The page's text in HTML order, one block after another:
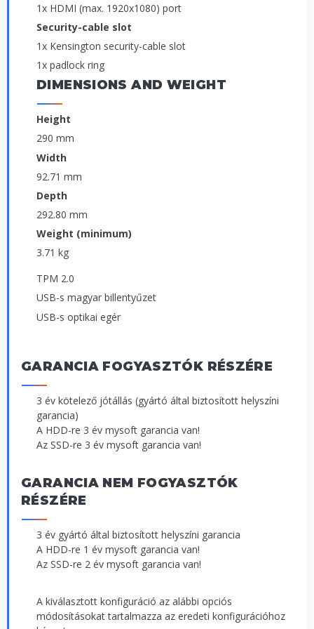
1x HDMI (max. 1920x1080) port
Security-cable slot
1x Kensington security-cable slot
1x padlock ring
DIMENSIONS AND WEIGHT
Height
290 mm
Width
92.71 mm
Depth
292.80 mm
Weight (minimum)
3.71 kg
TPM 2.0
USB-s magyar billentyűzet
USB-s optikai egér
GARANCIA FOGYASZTÓK RÉSZÉRE
3 év kötelező jótállás (gyártó által biztosított helyszíni
garancia)
A HDD-re 3 év mysoft garancia van!
Az SSD-re 3 év mysoft garancia van!
GARANCIA NEM FOGYASZTÓK
RÉSZÉRE
3 év gyártó által biztosított helyszíni garancia
A HDD-re 1 év mysoft garancia van!
Az SSD-re 2 év mysoft garancia van!
A kiválasztott konfiguráció az alábbi opciós
módosításokat tartalmazza az eredeti konfigurációhoz